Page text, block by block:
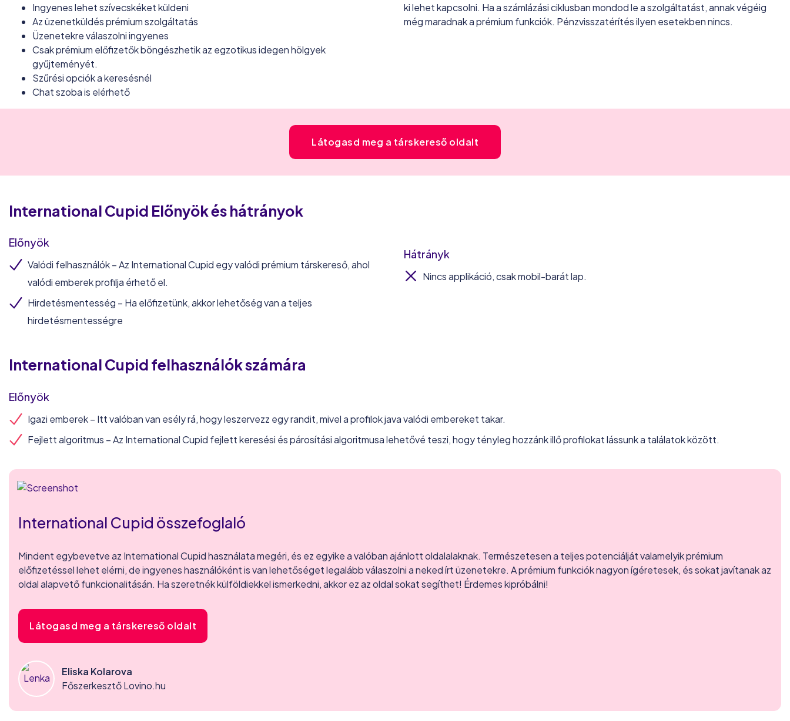
Ingyenes lehet szívecskéket küldeni
Az üzenetküldés prémium szolgáltatás
Üzenetekre válaszolni ingyenes
Csak prémium előfizetők böngészhetik az egzotikus idegen hölgyek
gyűjteményét.
Szűrési opciók a keresésnél
Chat szoba is elérhető
ki lehet kapcsolni. Ha a számlázási ciklusban mondod le a szolgáltatást, annak végéig
még maradnak a prémium funkciók. Pénzvisszatérítés ilyen esetekben nincs.
Látogasd meg a társkereső oldalt
International Cupid Előnyök és hátrányok
Előnyök
Valódi felhasználók – Az International Cupid egy valódi prémium társkereső, ahol
valódi emberek profilja érhető el.
Hirdetésmentesség – Ha előfizetünk, akkor lehetőség van a teljes
hirdetésmentességre
Hátrányk
Nincs applikáció, csak mobil-barát lap.
International Cupidfelhasználók számára
Előnyök
Igazi emberek – Itt valóban van esély rá, hogy leszervezz egy randit, mivel a profilok java valódi embereket takar.
Fejlett algoritmus – Az International Cupid fejlett keresési és párosítási algoritmusa lehetővé teszi, hogy tényleg hozzánk illő profilokat lássunk a találatok között.
International Cupid összefoglaló
Mindent egybevetve az International Cupid használata megéri, és ez egyike a valóban ajánlott oldalalaknak. Természetesen a teljes potenciálját valamelyik prémium
előfizetéssel lehet elérni, de ingyenes használóként is van lehetőséget legalább válaszolni a neked írt üzenetekre. A prémium funkciók nagyon ígéretesek, és sokat javítanak az
oldal alapvető funkcionalitásán. Ha szeretnék külföldiekkel ismerkedni, akkor ez az oldal sokat segíthet! Érdemes kipróbálni!
Látogasd meg a társkereső oldalt
Eliska Kolarova
Főszerkesztő Lovino.hu